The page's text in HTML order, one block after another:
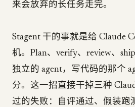
来会放弃的长任务走完。
Stagent 干的事就是给 Claude
机。Plan、verify、review、
独立的 agent，写代码的那个
分。这一招直接干掉三种
过的失败：自评通过、假装跑